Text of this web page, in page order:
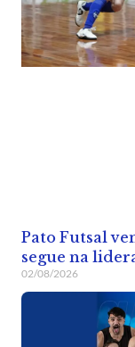
Pato Futsal
segue na
02/08/2026